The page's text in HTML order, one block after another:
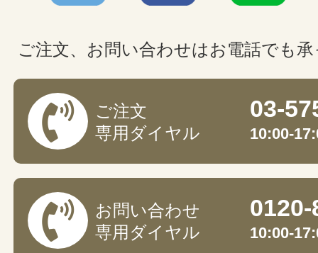
ご注文、お問い合わせはお電話でも
ご注文
専用ダイヤル
03-
10:00-
お問い合わせ
専用ダイヤル
10:00-